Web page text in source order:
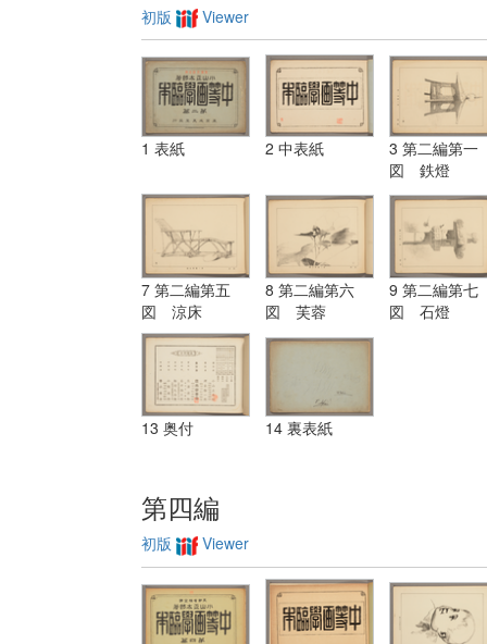
初版 Viewer
1 表紙 2 中表紙
3 第二編第一
図 鉄燈
7 第二編第五
図 涼床
8 第二編第六
図 芙蓉
9 第二編第七
図 石燈
13 奥付 14 裏表紙
第四編
初版 Viewer